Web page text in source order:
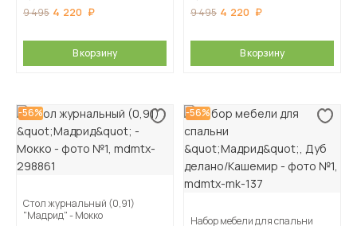
9 495 4 220
В корзину
9 495 4 220
В корзину
-56%
Стол журнальный (0,91)
"Мадрид" - Мокко
-56%
Набор мебели для спальни